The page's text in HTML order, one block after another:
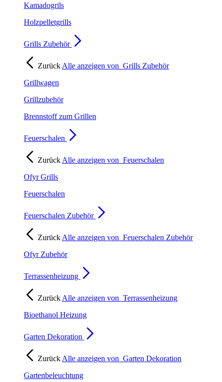
Kamadogrils
Holzpelletgrills
Grills Zubehör
Zurück Alle anzeigen von Grills Zubehör
Grillwagen
Grillzubehör
Brennstoff zum Grillen
Feuerschalen
Zurück Alle anzeigen von Feuerschalen
Ofyr Grills
Feuerschalen
Feuerschalen Zubehör
Zurück Alle anzeigen von Feuerschalen Zubehör
Ofyr Zubehör
Terrassenheizung
Zurück Alle anzeigen von Terrassenheizung
Bioethanol Heizung
Garten Dekoration
Zurück Alle anzeigen von Garten Dekoration
Gartenbeleuchtung